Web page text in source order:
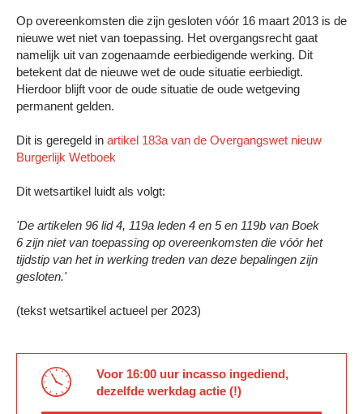
Op overeenkomsten die zijn gesloten vóór 16 maart 2013 is de
nieuwe wet niet van toepassing. Het overgangsrecht gaat
namelijk uit van zogenaamde eerbiedigende werking. Dit
betekent dat de nieuwe wet de oude situatie eerbiedigt.
Hierdoor blijft voor de oude situatie de oude wetgeving
permanent gelden.
Dit is geregeld in artikel 183a van de Overgangswet nieuw
Burgerlijk Wetboek
Dit wetsartikel luidt als volgt:
'De artikelen 96 lid 4, 119a leden 4 en 5 en 119b van Boek
6 zijn niet van toepassing op overeenkomsten die vóór het
tijdstip van het in werking treden van deze bepalingen zijn
gesloten.'
(tekst wetsartikel actueel per 2023)
Voor 16:00 uur incasso ingediend,
dezelfde werkdag actie (!)